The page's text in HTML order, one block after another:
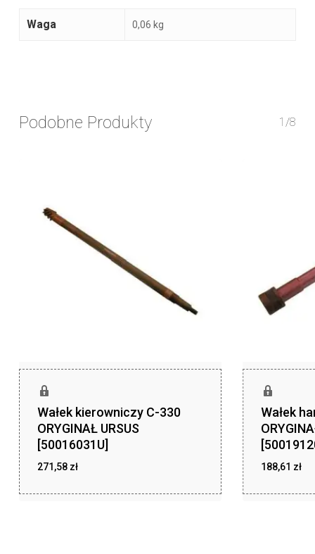
Waga 0,06 kg
Podobne Produkty 1/8
Wałek kierowniczy C-330
ORYGINAŁ URSUS
[50016031U]
271,58 zł
Wałek
188,61 zł